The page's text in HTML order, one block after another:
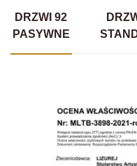
DRZWI 92
PASYWNE